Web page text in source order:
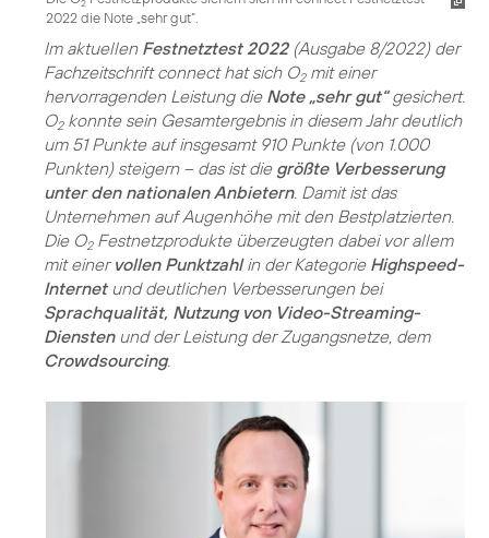
2022 die Note „sehr gut“.
Im aktuellen Festnetztest 2022(Ausgabe 8/2022) der
Fachzeitschrift connect hat sich O2mit einer
hervorragenden Leistung die Note „sehr gut“gesichert.
O2konnte sein Gesamtergebnis in diesem Jahr deutlich
um 51 Punkte auf insgesamt 910 Punkte (von 1.000
Punkten) steigern – das ist die größte Verbesserung
unter den nationalen Anbietern. Damit ist das
Unternehmen auf Augenhöhe mit den Bestplatzierten.
Die O2Festnetzprodukte überzeugten dabei vor allem
mit einer vollen Punktzahlin der Kategorie Highspeed-
Internetund deutlichen Verbesserungen bei
Sprachqualität, Nutzung von Video-Streaming-
Dienstenund der Leistung der Zugangsnetze, dem
Crowdsourcing.